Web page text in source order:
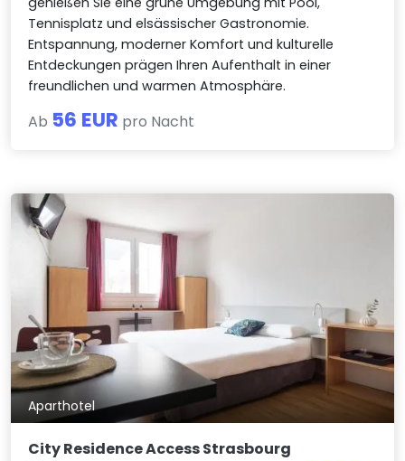
Tennisplatz und elsässischer Gastronomie.
Entspannung, moderner Komfort und kulturelle
Entdeckungen prägen Ihren Aufenthalt in einer
freundlichen und warmen Atmosphäre.
Ab 56 EUR pro Nacht
Aparthotel
City Residence Access Strasbourg